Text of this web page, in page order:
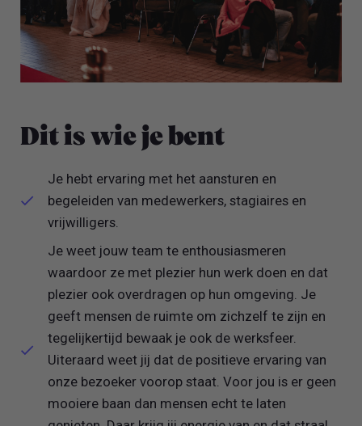
Dit is wie je bent
Je hebt ervaring met het aansturen en
begeleiden van medewerkers, stagiaires en
vrijwilligers.
Je weet jouw team te enthousiasmeren
waardoor ze met plezier hun werk doen en dat
plezier ook overdragen op hun omgeving. Je
geeft mensen de ruimte om zichzelf te zijn en
tegelijkertijd bewaak je ook de werksfeer.
Uiteraard weet jij dat de positieve ervaring van
onze bezoeker voorop staat. Voor jou is er geen
mooiere baan dan mensen echt te laten